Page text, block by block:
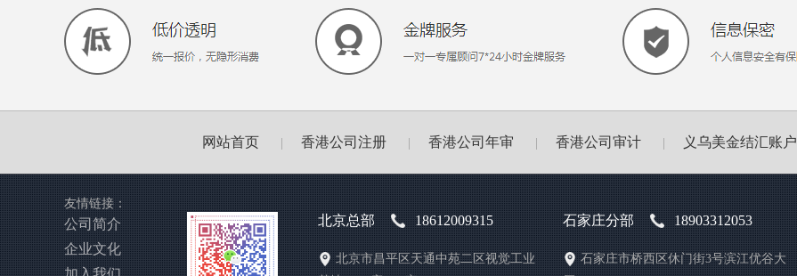
网站首页 香港公司注册 香港公司年审 香港公司审计 义乌美金结汇账户
友情链接：
公司简介
企业文化
北京总部 18612009315
北京市昌平区天通中苑二区视觉工业
石家庄分部 18903312053
石家庄市桥西区休门街3号滨江优谷大